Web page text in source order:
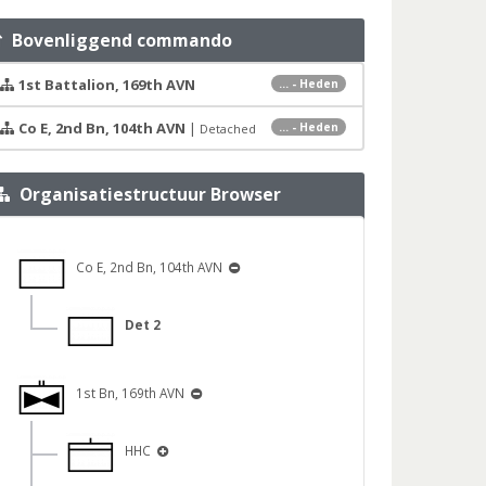
Bovenliggend commando
... - Heden
1st Battalion, 169th AVN
... - Heden
Co E, 2nd Bn, 104th AVN | Detached
Organisatiestructuur Browser
Co E, 2nd Bn, 104th AVN
Det 2
1st Bn, 169th AVN
HHC